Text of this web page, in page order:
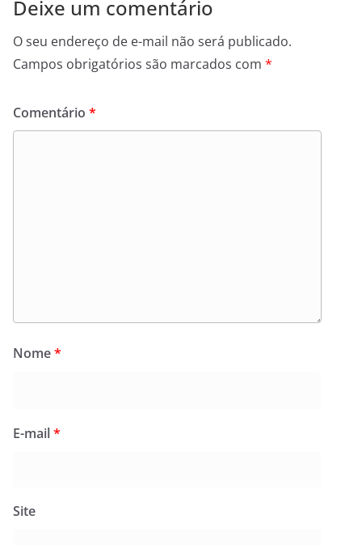
Deixe um comentário
O seu endereço de e-mail não será publicado.
Campos obrigatórios são marcados com *
Comentário *
Nome*
E-mail*
Site